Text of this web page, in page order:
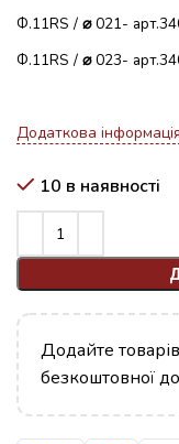
Ф.11RS / ⌀021-
Ф.11RS / ⌀023-
Додаткова інформація
10 в наявності
Додайте
безкоштовної